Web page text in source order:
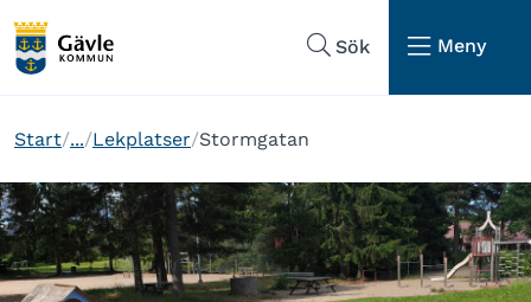
Sök
Meny
Start ... Lekplatser Stormgatan